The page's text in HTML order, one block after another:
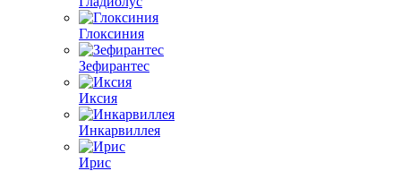
Глоксиния
Зефирантес
Иксия
Инкарвиллея
Ирис